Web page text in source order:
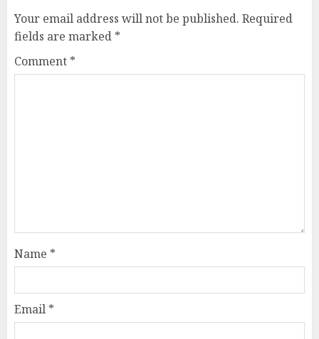
Your email address will not be published. Required
fields are marked *
Comment *
Name *
Email *